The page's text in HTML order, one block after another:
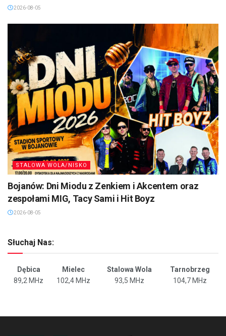
2026-08-05
STALOWA WOLA/NISKO
Bojanów: Dni Miodu z Zenkiem i Akcentem oraz
zespołami MIG, Tacy Sami i Hit Boyz
2026-08-05
Słuchaj Nas:
Dębica Mielec Stalowa Wola
Tarnobrzeg
89,2 MHz
102,4 MHz 93,5 MHz 104,7 MHz